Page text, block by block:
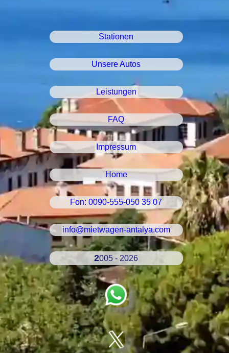
Stationen
Unsere Autos
Leistungen
FAQ
Impressum
Home
Fon: 0090-555-050 35 07
info@mietwagen-antalya.com
2005 - 2026